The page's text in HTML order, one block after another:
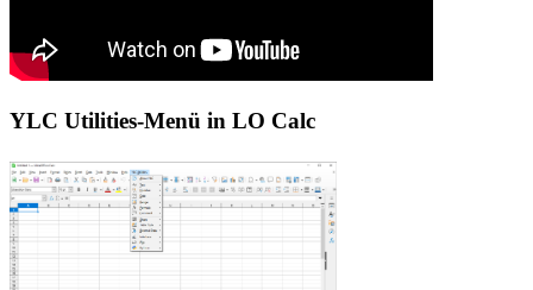
YLC Utilities-Menü in LO Calc